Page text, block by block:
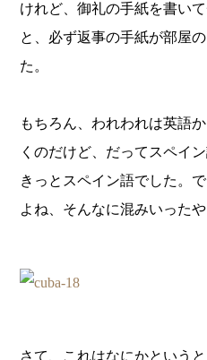
けれど、御礼の手紙を書い
と、必ず返事の手紙が部屋
た。
もちろん、われわれは英語
くのだけど、だってスペイ
きっとスペイン語でした。
よね、そんなに混みいった
さて、これはなにかという